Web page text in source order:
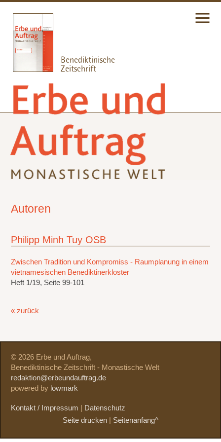
Autoren
Philipp Minh Tuy OSB
Zwischen Tradition und Kompromiss - Raumplanung in einem
vietnamesischen Benediktinerkloster
Heft 1/19, Seite 99-101
« zurück
© 2026 Erbe und Auftrag,
Benediktinische Zeitschrift - Monastische Welt
redaktion@erbeundauftrag.de
powered by lowmark
Kontakt / Impressum
Datenschutz
Seite drucken
Seitenanfang^